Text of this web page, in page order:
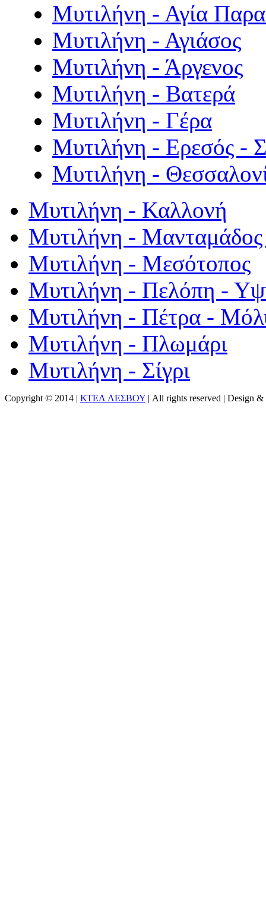
Μυτιλήνη - Αγία
Μυτιλήνη - Αγιάσος
Μυτιλήνη - Άργενος
Μυτιλήνη - Βατερά
Μυτιλήνη - Γέρα
Μυτιλήνη - Ερεσός -
Μυτιλήνη -
Μυτιλήνη - Καλλονή
Μυτιλήνη - Μανταμάδος
Μυτιλήνη - Μεσότοπος
Μυτιλήνη - Πελόπη -
Μυτιλήνη - Πέτρα -
Μυτιλήνη - Πλωμάρι
Μυτιλήνη - Σίγρι
Copyright © 2014 | ΚΤΕΛ ΛΕΣΒΟΥ | All rights reserved | Design &